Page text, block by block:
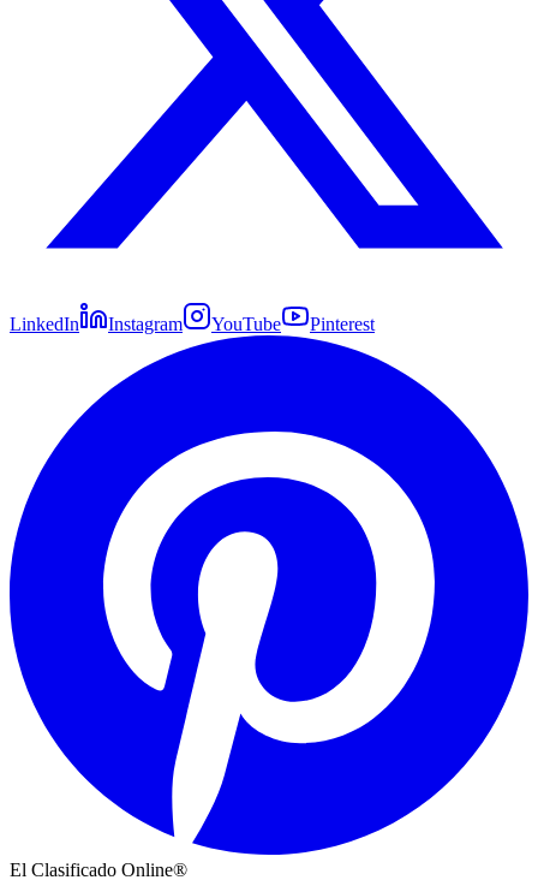
LinkedIn Instagram YouTube Pinterest
El Clasificado Online®